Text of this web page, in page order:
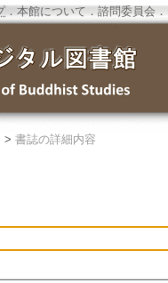
．本館について ． 諮問委員会 ．
> 書誌の詳細内容